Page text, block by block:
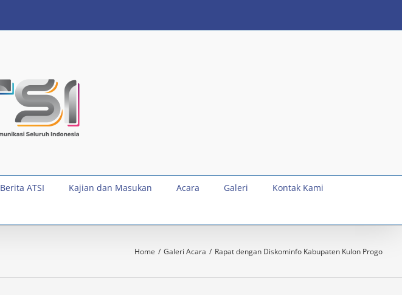
Berita ATSI Kajian dan Masukan Acara Galeri Kontak Kami
Home Galeri Acara Rapat dengan Diskominfo Kabupaten Kulon Progo